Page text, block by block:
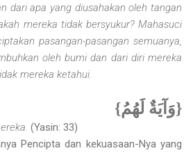
dari apa yang diusahakan oleh tangan
mereka tidak bersyukur? Mahasuci
pasangan-pasangan semuanya,
oleh bumi dan dari diri mereka
mereka ketahui.
{وَآيَةٌ لَهُمُ}
(Yasin: 33)
Pencipta dan kekuasaan-Nya yang